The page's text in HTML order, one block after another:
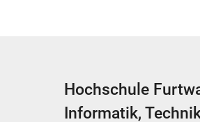
Hochschule
Informatik,